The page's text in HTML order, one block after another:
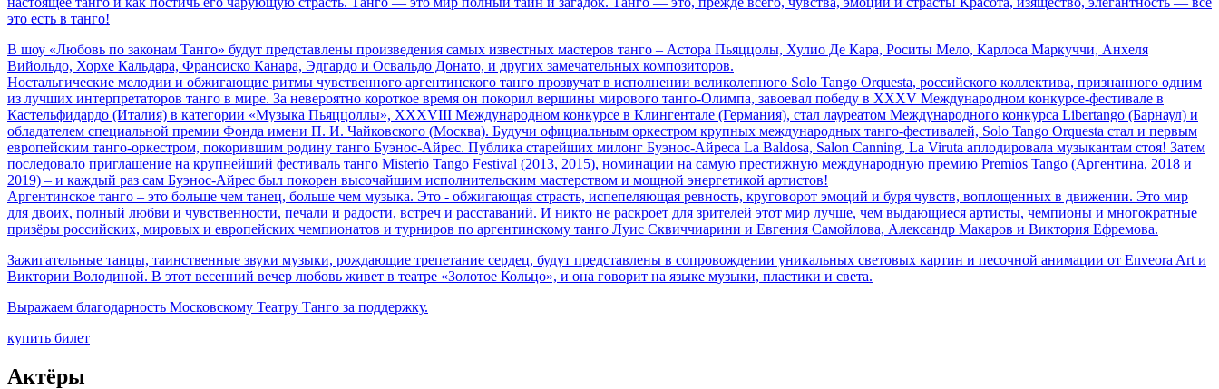
это есть в танго!
В шоу «Любовь по законам Танго» будут представлены произведения самых известных мастеров танго – Астора Пьяццолы, Хулио Де Кара, Роситы Мело, Карлоса Маркуччи, Анхеля
Вийольдо, Хорхе Кальдара, Франсиско Канара, Эдгардо и Освальдо Донато, и других замечательных композиторов.
Ностальгические мелодии и обжигающие ритмы чувственного аргентинского танго прозвучат в исполнении великолепного Solo Tango Orquesta, российского коллектива, признанного одним
из лучших интерпретаторов танго в мире. За невероятно короткое время он покорил вершины мирового танго-Олимпа, завоевал победу в XXXV Международном конкурсе-фестивале в
Кастельфидардо (Италия) в категории «Музыка Пьяццоллы», XXXVIII Международном конкурсе в Клингентале (Германия), стал лауреатом Международного конкурса Libertango (Барнаул) и
обладателем специальной премии Фонда имени П. И. Чайковского (Москва). Будучи официальным оркестром крупных международных танго-фестивалей, Solo Tango Orquesta стал и первым
европейским танго-оркестром, покорившим родину танго Буэнос-Айрес. Публика старейших милонг Буэнос-Айреса La Baldosa, Salon Canning, La Viruta аплодировала музыкантам стоя! Затем
последовало приглашение на крупнейший фестиваль танго Misterio Tango Festival (2013, 2015), номинации на самую престижную международную премию Premios Tango (Аргентина, 2018 и
2019) – и каждый раз сам Буэнос-Айрес был покорен высочайшим исполнительским мастерством и мощной энергетикой артистов!
Аргентинское танго – это больше чем танец, больше чем музыка. Это - обжигающая страсть, испепеляющая ревность, круговорот эмоций и буря чувств, воплощенных в движении. Это мир
для двоих, полный любви и чувственности, печали и радости, встреч и расставаний. И никто не раскроет для зрителей этот мир лучше, чем выдающиеся артисты, чемпионы и многократные
призёры российских, мировых и европейских чемпионатов и турниров по аргентинскому танго Луис Сквиччиарини и Евгения Самойлова, Александр Макаров и Виктория Ефремова.
Зажигательные танцы, таинственные звуки музыки, рождающие трепетание сердец, будут представлены в сопровождении уникальных световых картин и песочной анимации от Enveora Art и
Виктории Володиной. В этот весенний вечер любовь живет в театре «Золотое Кольцо», и она говорит на языке музыки, пластики и света.
Выражаем благодарность Московскому Театру Танго за поддержку.
купить билет
Актёры